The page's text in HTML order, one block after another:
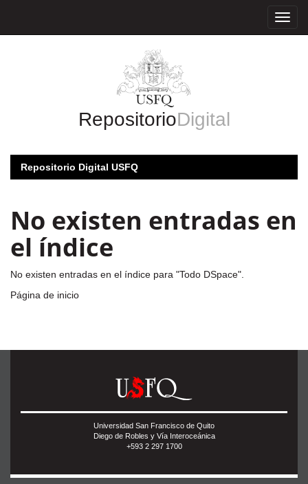
RepositorioDigital
Repositorio Digital USFQ
No existen entradas en
el índice
No existen entradas en el índice para "Todo DSpace".
Página de inicio
Universidad San Francisco de Quito
Diego de Robles y Vía Interoceánica
+593 2 297 1700